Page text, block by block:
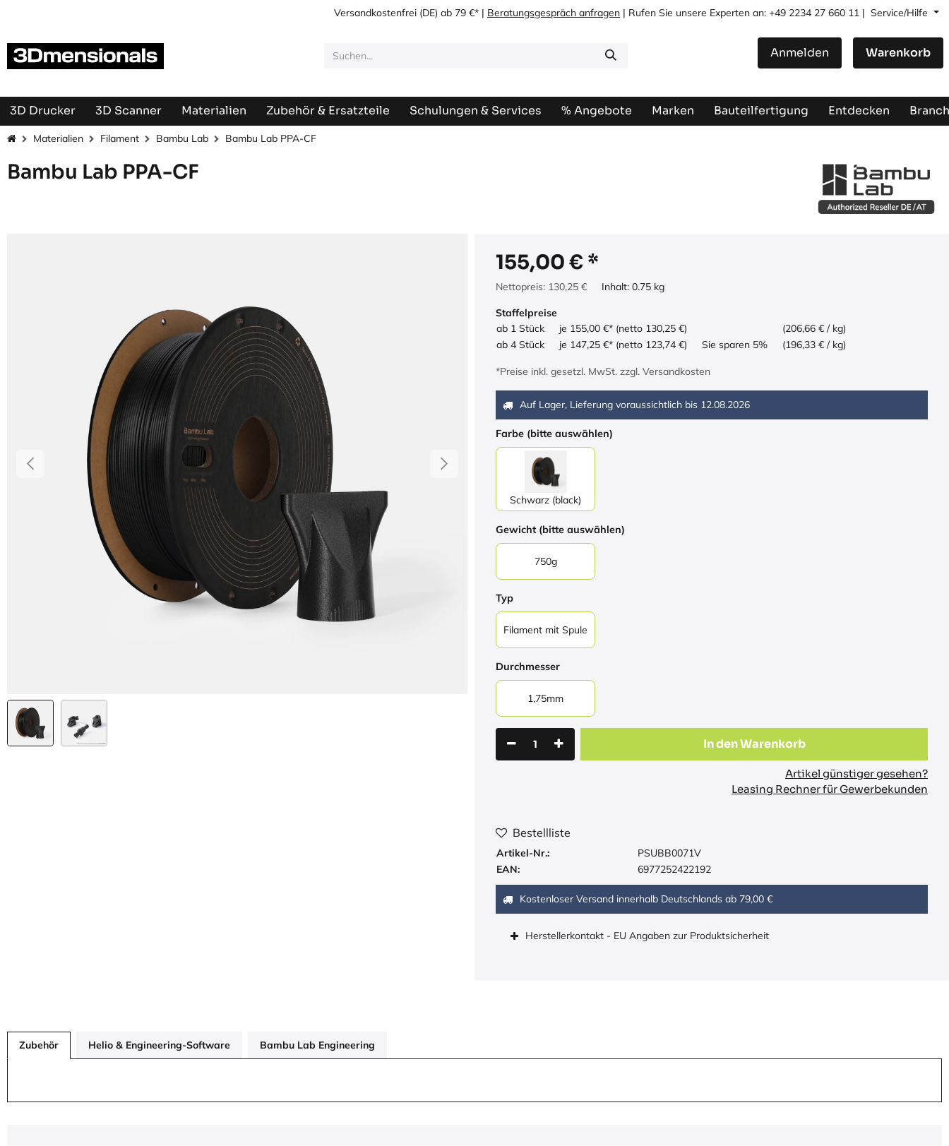
Versandkostenfrei (DE) ab 79 €* | Beratungsgespräch anfragen | Rufen Sie unsere Experten an: +49 2234 27 660 11 | Service/Hilfe
Anmelden Warenkorb
3D Drucker 3D Scanner Materialien Zubehör & Ersatzteile Schulungen & Services % Angebote Marken Bauteilfertigung Entdecken
Materialien Filament Bambu Lab Bambu Lab PPA-CF
Bambu Lab PPA-CF
155,00 €
Nettopreis: 130,25 € Inhalt: 0.75 kg
Staffelpreise
ab 1 Stück
je 155,00 €* (netto 130,25 €)
(206,66 € / kg)
ab 4 Stück
je 147,25 €* (netto 123,74 €) Sie sparen 5% (196,33 € / kg)
*Preise inkl. gesetzl. MwSt. zzgl. Versandkosten
Auf Lager, Lieferung voraussichtlich bis 12.08.2026
Farbe (bitte auswählen)
Schwarz (black)
Gewicht (bitte auswählen)
750g
Typ
Filament mit Spule
Durchmesser
1,75mm
In den Warenkorb
Artikel günstiger gesehen?
Leasing Rechner für Gewerbekunden
Bestellliste
Artikel-Nr.:
PSUBB0071V
EAN:
6977252422192
Kostenloser Versand innerhalb Deutschlands ab 79,00 €
Herstellerkontakt - EU Angaben zur Produktsicherheit
Zubehör Helio & Engineering-Software Bambu Lab Engineering